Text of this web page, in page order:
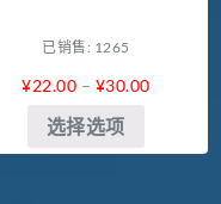
已销售: 1265
¥22.00 – ¥30.00
选择选项